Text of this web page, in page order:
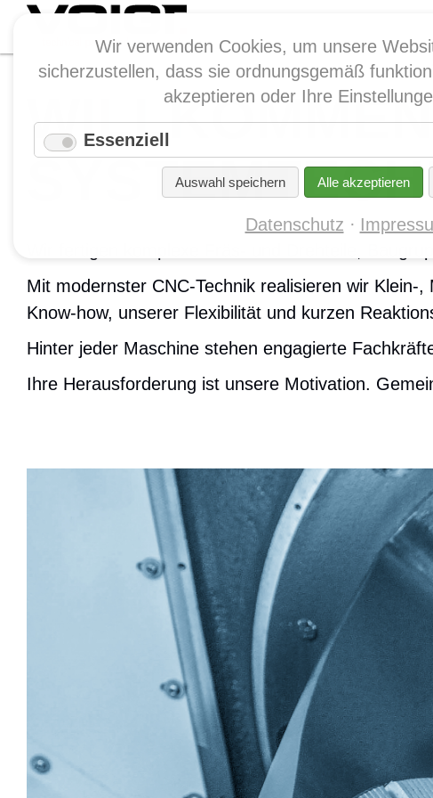
Wir verwenden Cookies, um unsere
sicherzustellen, dass sie ordnungsgemäß
akzeptieren oder Ihre
Essenziell
Auswahl speichern Alle akzeptieren
Datenschutz
Wir fertigen komplexe Fräs- und Drehteile,
Mit modernster CNC-Technik realisieren wir
Know-how, unserer Flexibilität und kurzen
Hinter jeder Maschine stehen engagierte
Ihre Herausforderung ist unsere Motivation.